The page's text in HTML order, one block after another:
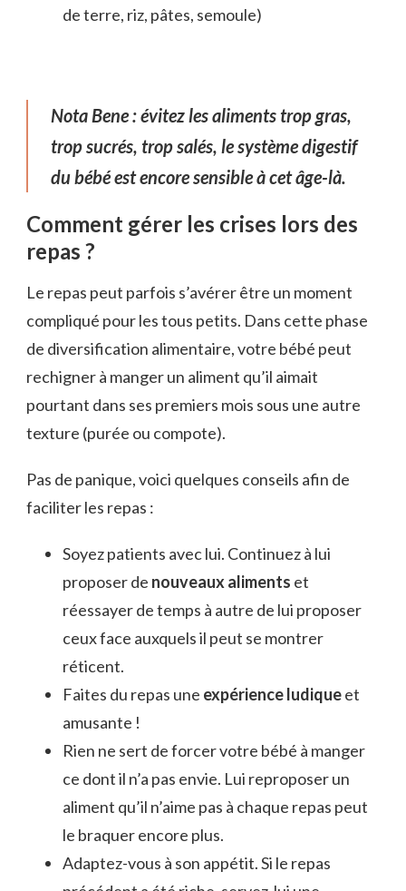
de terre, riz, pâtes, semoule)
Nota Bene : évitez les aliments trop gras,
trop sucrés, trop salés, le système digestif
du bébé est encore sensible à cet âge-là.
Comment gérer les crises lors des
repas ?
Le repas peut parfois s’avérer être un moment
compliqué pour les tous petits. Dans cette phase
de diversification alimentaire, votre bébé peut
rechigner à manger un aliment qu’il aimait
pourtant dans ses premiers mois sous une autre
texture (purée ou compote).
Pas de panique, voici quelques conseils afin de
faciliter les repas :
Soyez patients avec lui. Continuez à lui
proposer de nouveaux aliments et
réessayer de temps à autre de lui proposer
ceux face auxquels il peut se montrer
réticent.
Faites du repas une expérience ludiqueet
amusante !
Rien ne sert de forcer votre bébé à manger
ce dont il n’a pas envie. Lui reproposer un
aliment qu’il n’aime pas à chaque repas peut
le braquer encore plus.
Adaptez-vous à son appétit. Si le repas